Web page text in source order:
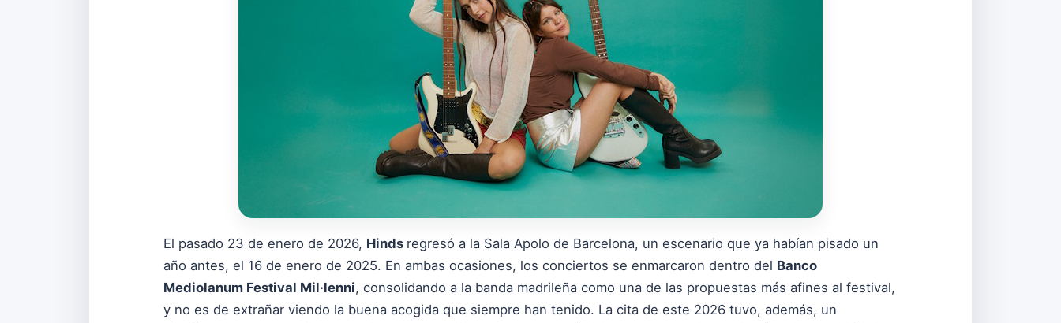
El pasado 23 de enero de 2026, Hinds regresó a la Sala Apolo de Barcelona, un escenario que ya habían pisado un
año antes, el 16 de enero de 2025. En ambas ocasiones, los conciertos se enmarcaron dentro del Banco
Mediolanum Festival Mil·lenni, consolidando a la banda madrileña como una de las propuestas más afines al festival,
y no es de extrañar viendo la buena acogida que siempre han tenido. La cita de este 2026 tuvo, además, un